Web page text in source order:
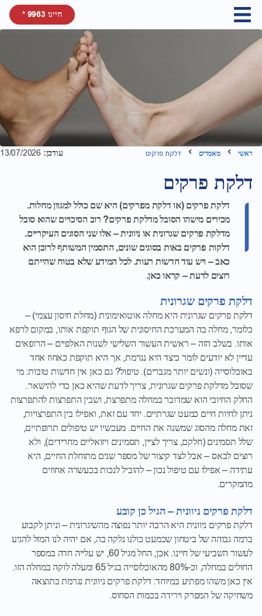
חייגו 9963 *
ראשי מאמרים דלקת פרקים עודכן: 13/07/2026
דלקת פרקים
דלקת פרקים (או דלקת מפרקים) היא שם כולל למגוון מחלות.
מכירים מישהו הסובל מדלקת פרקים? רוב הסיכויים שהוא סובל
מדלקת פרקים שגרונית או ניוונית – אלו שני הסוגים העיקריים.
דלקות פרקים באות בסוגים שונים, התסמין המשותף לרובן הוא
כאב – ויש עוד חדשות רעות. לכל המידע שלא בטוח שהייתם
רוצים לדעת – קראו כאן.
דלקת פרקים שגרונית
דלקת פרקים שגרונית היא מחלה אוטואימונית (מחלת חיסון עצמי) –
כלומר, מחלה בה המערכת החיסונית של הגוף תוקפת אותו, במקום לרפא
אותו. בשלב הזה – ראשית העשור השלישי לשנות האלפיים – הרופאים
עדיין לא יודעים לומר כיצד היא נגרמת, אך היא תוקפת כאחוז אחד
באוכלוסייה (ונשים יותר מגברים). טיפול? גם כאן אין חדשות טובות: מי
שסובל מדלקת פרקים שגרונית, צריך לדעת שהיא כאן כדי להישאר.
החלק החיובי הוא שמדובר במחלה מתפרצת, ושבין התפרצות להתפרצות
ניתן לחיות חיים כמעט שגרתיים. יחד עם זאת, ואפילו בין התפרצויות,
זאת מחלה מהסוג שמשנה את החיים. מעכשיו יש טיפולים תרופתיים,
שלל תסמינים (חלקם, צריך לציין, תסמינים ויזואליים מחרידים), ולא
רוצים לבאס – אבל לצד קיצור של מספר שנים מתוחלת החיים, היא
עתידה – אפילו עם טיפול נכון – להוביל לנכות בכעשרה אחוזים
מהמקרים.
דלקת פרקים ניוונית – הגיל כן קובע
דלקת פרקים ניוונית היא הרבה יותר נפוצה מהשיגרונית – וניתן לקבוע
ברמה גבוהה של ביטחון שכמעט כולנו נלקה בה, אם יהיה לנו המזל להגיע
לעשור השביעי של חיינו. אכן, החל מגיל 60, יש עלייה חדה במספר
החולים במחלה, וכ-80% מהאוכלוסייה בגיל 65 ומעלה לוקה במחלה הזו.
אין כאן משהו מפתיע במיוחד: דלקת פרקים ניוונית נגרמת כתוצאה
משחיקה של המפרק וירידה בכמות הסחוס.